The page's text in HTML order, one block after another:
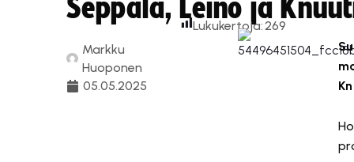
Seppälä, Leino ja
Markku
Huoponen
05.05.2025
Lukukertoja:269